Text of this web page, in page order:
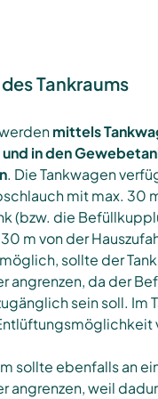
Tankraums
mittels
in den
. Die Tankwagen
mit max. 30
(bzw. die
m von der
sollte der
angrenzen, da der
sein soll. Im
sollte ebenfalls an
angrenzen, weil